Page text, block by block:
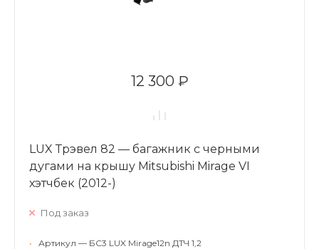
12 300 ₽
LUX Трэвел 82 — багажник с черными
дугами на крышу Mitsubishi Mirage VI
хэтчбек (2012-)
Под заказ
•
Артикул — БС3 LUX Mirage12n ДТЧ 1,2